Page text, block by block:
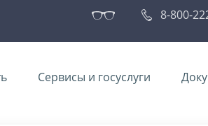
8-800-
Сервисы и госуслуги